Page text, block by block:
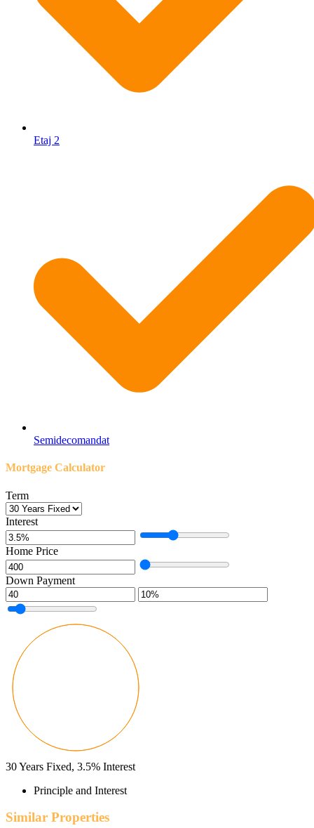
Etaj 2
Semidecomandat
Mortgage Calculator
Term
Interest
Home Price
Down Payment
30Years Fixed, 3.5% Interest
Principle and Interest
Similar Properties